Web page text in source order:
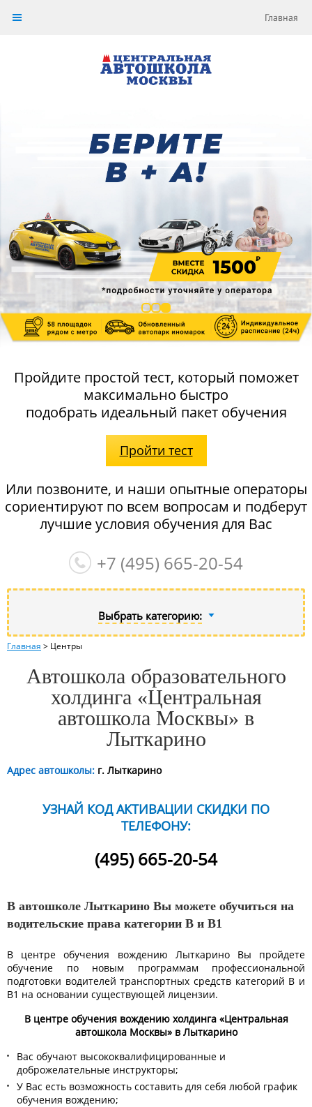
Главная
Пройдите простой тест, который поможет
максимально быстро
подобрать идеальный пакет обучения
Пройти тест
Или позвоните, и наши опытные операторы
сориентируют по всем вопросам и подберут
лучшие условия обучения для Вас
+7 (495) 665-20-54
Выбрать категорию:
Главная > Центры
Автошкола образовательного
холдинга «Центральная
автошкола Москвы» в
Лыткарино
Адрес автошколы: г. Лыткарино
УЗНАЙ КОД АКТИВАЦИИ СКИДКИ ПО
ТЕЛЕФОНУ:
(495) 665-20-54
В автошколе Лыткарино Вы можете обучиться на
водительские права категории B и B1
В центре обучения вождению Лыткарино Вы пройдете
обучение по новым программам профессиональной
подготовки водителей транспортных средств категорий B и
B1 на основании существующей лицензии.
В центре обучения вождению холдинга «Центральная
автошкола Москвы» в Лыткарино
Вас обучают высококвалифицированные и
доброжелательные инструкторы;
У Вас есть возможность составить для себя любой график
обучения вождению;